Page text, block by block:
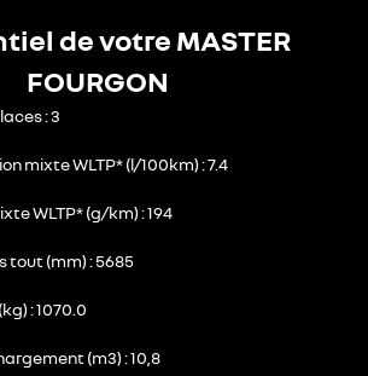
de votre MASTER
FOURGON
3
mixte WLTP* (l/100km) 7.4
WLTP* (g/km) 194
tout (mm) 5685
1070.0
(m3) 10,8